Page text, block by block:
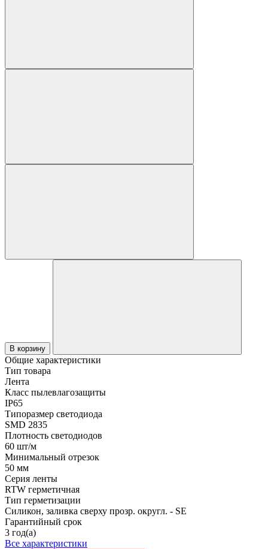
В корзину
Общие характеристики
Тип товара
Лента
Класс пылевлагозащиты
IP65
Типоразмер светодиода
SMD 2835
Плотность светодиодов
60 шт/м
Минимальный отрезок
50 мм
Серия ленты
RTW герметичная
Тип герметизации
Силикон, заливка сверху прозр. округл. - SE
Гарантийный срок
3 год(а)
Все характеристики